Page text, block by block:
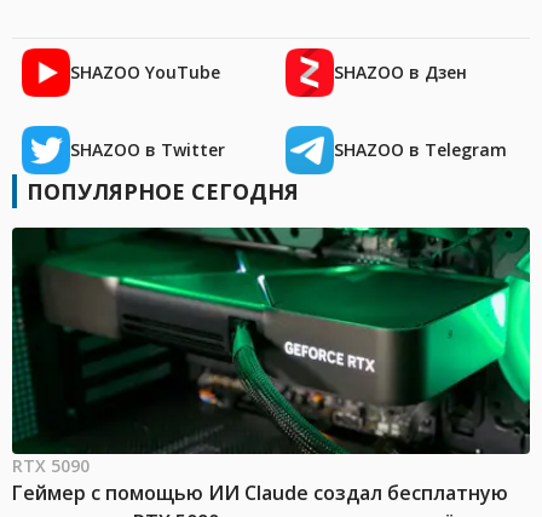
SHAZOO YouTube SHAZOO в Дзен
SHAZOO в Twitter SHAZOO в Telegram
ПОПУЛЯРНОЕ СЕГОДНЯ
RTX 5090
Геймер с помощью ИИ Claude создал бесплатную